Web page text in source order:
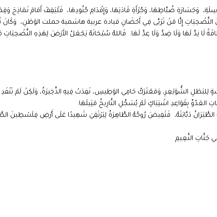
وَجَسَارَةِ ضُبَّاطِهَا، وَجُرْأَةِ قَادَتِهَا، وَإِقْدَامِ جُنُودِهَا، فَلْيَقِفْ أَمَامَ نَمَاذِجَ
إِلَّا مَنْ تَرَبَّى فِي أَحْضَانِ قيادة عربية هاشمية حملت الوَطَنِ، وَكَانَ
لَا نِدَّ لَهَا وَلَا ضِدَّ وَلَا عِدَّ لَهَا. فَاللهُ سُبْحَانَهُ يَجْعَلُ الأَرْضَ لِهَذِهِ التَّضْحِيَاتِ
لِلبَطَلِ الشُّوَيْعِرِ، وَمَعْتَرَكٌ حَامِي الوَطِيسِ، نَفِدَتْ فِيهِ الذَّخِيرَةُ، وَلَكِنْ لَمْ تَنْفَدِ
العَدُوِّ بِقَوَاعِدِ اشْتِبَاكٍ لَمْ يُسَجِّلِ التَّارِيخُ مَثِيلَهَا:
دَبَّابَتَهُ، فَتَفِيضَ رُوحُهُ الطَّاهِرَةُ لِيَرْتَقِيَ شَهِيدًا عَلَى أَرْضِ فِلَسْطِينَ
جَنَّاتِ النَّعِيمِ